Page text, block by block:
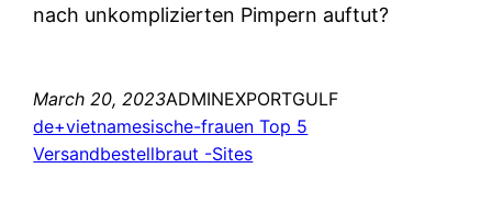
nach unkomplizierten Pimpern auftut?
March 20, 2023ADMINEXPORTGULF
de+vietnamesische-frauen Top 5
Versandbestellbraut -Sites